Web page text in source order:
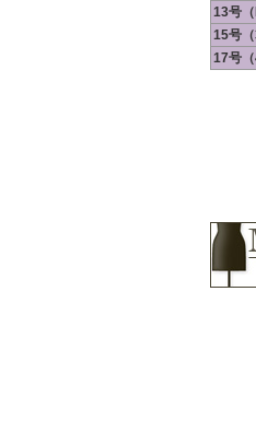
13号（
15号（
17号（